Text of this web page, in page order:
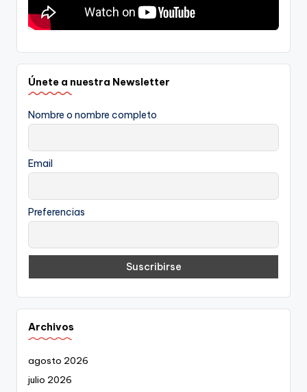
Únete a nuestra Newsletter
Nombre o nombre completo
Email
Preferencias
Archivos
agosto 2026
julio 2026